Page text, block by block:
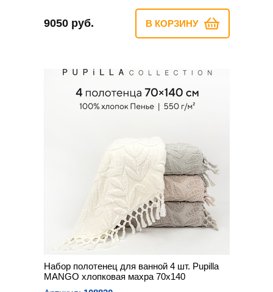
9050 руб. В КОРЗИНУ
Набор полотенец для ванной 4 шт. Pupilla
MANGO хлопковая махра 70х140